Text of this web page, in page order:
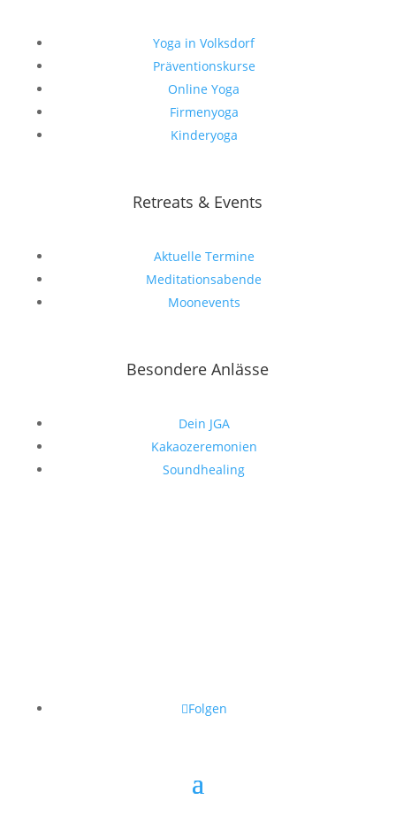
Yoga in Volksdorf
Präventionskurse
Online Yoga
Firmenyoga
Kinderyoga
Retreats & Events
Aktuelle Termine
Meditationsabende
Moonevents
Besondere Anlässe
Dein JGA
Kakaozeremonien
Soundhealing
Folgen